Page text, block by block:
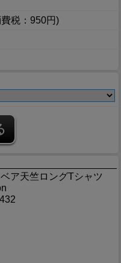
税：950円)
ア天竺ロングTシャツ